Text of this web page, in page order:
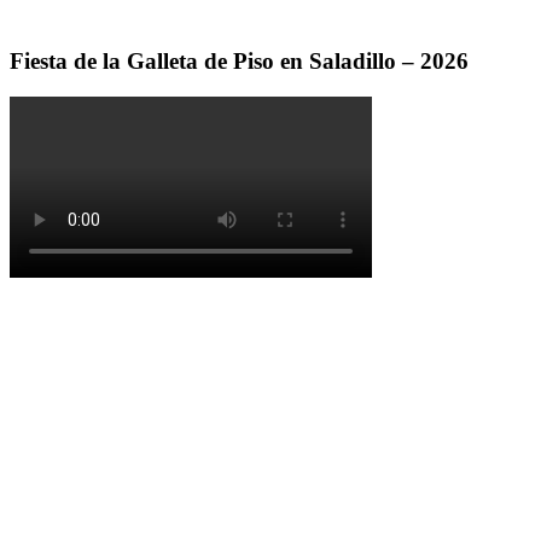
Fiesta de la Galleta de Piso en Saladillo – 2026